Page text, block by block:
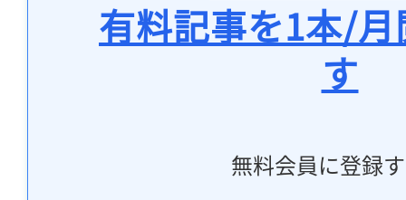
有料記事を1本/
す
無料会員に登録